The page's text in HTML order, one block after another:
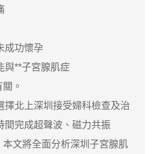
功懷孕
**子宮腺肌症
。
北上深圳接受婦科檢查及治
間完成超聲波、磁力共振
本文將全面分析深圳子宮腺肌